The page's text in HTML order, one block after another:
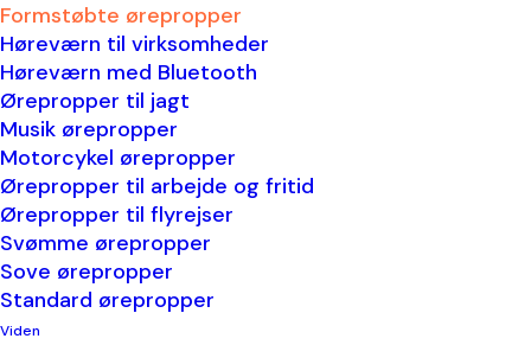
Formstøbte ørepropper
Høreværn til virksomheder
Høreværn med Bluetooth
Ørepropper til jagt
Musik ørepropper
Motorcykel ørepropper
Ørepropper til arbejde og fritid
Ørepropper til flyrejser
Svømme ørepropper
Sove ørepropper
Standard ørepropper
Viden
I fagsprog hedder de høreværn og i
folkemunde ørepropper – der er tale
om høreværn som sidder inde i ørerne.
Uanset betegnelse er det vigtigt at
passe på sin hørelse, når man befinder